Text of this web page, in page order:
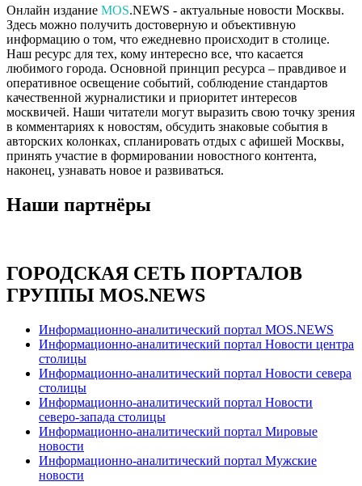
Онлайн издание MOS.NEWS - актуальные новости Москвы.
Здесь можно получить достоверную и объективную
информацию о том, что ежедневно происходит в столице.
Наш ресурс для тех, кому интересно все, что касается
любимого города. Основной принцип ресурса – правдивое и
оперативное освещение событий, соблюдение стандартов
качественной журналистики и приоритет интересов
москвичей. Наши читатели могут выразить свою точку зрения
в комментариях к новостям, обсудить знаковые события в
авторских колонках, спланировать отдых с афишей Москвы,
принять участие в формировании новостного контента,
наконец, узнавать новое и развиваться.
Наши партнёры
ГОРОДСКАЯ СЕТЬ ПОРТАЛОВ
ГРУППЫ MOS.NEWS
Информационно-аналитический портал MOS.NEWS
Информационно-аналитический портал Новости центра
столицы
Информационно-аналитический портал Новости севера
столицы
Информационно-аналитический портал Новости
северо-запада столицы
Информационно-аналитический портал Мировые
новости
Информационно-аналитический портал Мужские
новости